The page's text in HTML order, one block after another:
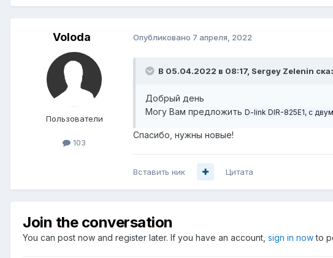
Voloda
Пользователи
103
Опубликовано 7 апреля, 2022
В 05.04.2022 в 08:17, Sergey Zelenin
Добрый день
Могу Вам предложить D-link DIR-825E1, с
Спасибо, нужны новые!
Вставить ник Цитата
Join the conversation
You can post now and register later. If you have an account, sign in nowto